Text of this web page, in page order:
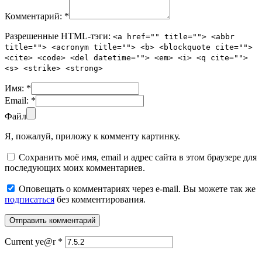
Комментарий: *
Разрешенные HTML-тэги: <a href="" title=""> <abbr
title=""> <acronym title=""> <b> <blockquote cite="">
<cite> <code> <del datetime=""> <em> <i> <q cite="">
<s> <strike> <strong>
Имя: *
Email: *
Файл
Я, пожалуй, приложу к комменту картинку.
Сохранить моё имя, email и адрес сайта в этом браузере для
последующих моих комментариев.
Оповещать о комментариях через e-mail. Вы можете так же
подписаться без комментирования.
Current ye@r *